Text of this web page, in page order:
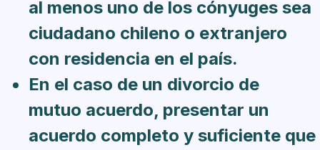
al menos uno de los cónyuges sea
ciudadano chileno o extranjero
con residencia en el país.
En el caso de un divorcio de
mutuo acuerdo, presentar un
acuerdo completo y suficiente que